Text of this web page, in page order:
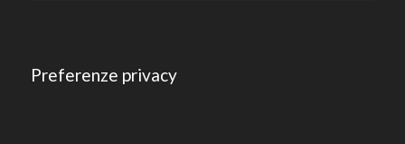
Preferenze privacy